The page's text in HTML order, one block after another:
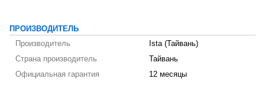
ПРОИЗВОДИТЕЛЬ
Производитель
Ista (Тайвань)
Страна производитель
Тайвань
Официальная гарантия
12 месяцы